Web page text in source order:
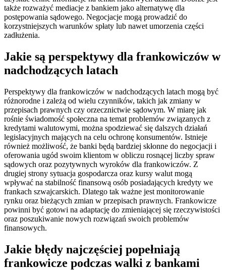
także rozważyć mediacje z bankiem jako alternatywę dla
postępowania sądowego. Negocjacje mogą prowadzić do
korzystniejszych warunków spłaty lub nawet umorzenia części
zadłużenia.
Jakie są perspektywy dla frankowiczów w
nadchodzących latach
Perspektywy dla frankowiczów w nadchodzących latach mogą być
różnorodne i zależą od wielu czynników, takich jak zmiany w
przepisach prawnych czy orzecznictwie sądowym. W miarę jak
rośnie świadomość społeczna na temat problemów związanych z
kredytami walutowymi, można spodziewać się dalszych działań
legislacyjnych mających na celu ochronę konsumentów. Istnieje
również możliwość, że banki będą bardziej skłonne do negocjacji i
oferowania ugód swoim klientom w obliczu rosnącej liczby spraw
sądowych oraz pozytywnych wyroków dla frankowiczów. Z
drugiej strony sytuacja gospodarcza oraz kursy walut mogą
wpływać na stabilność finansową osób posiadających kredyty we
frankach szwajcarskich. Dlatego tak ważne jest monitorowanie
rynku oraz bieżących zmian w przepisach prawnych. Frankowicze
powinni być gotowi na adaptację do zmieniającej się rzeczywistości
oraz poszukiwanie nowych rozwiązań swoich problemów
finansowych.
Jakie błędy najczęściej popełniają
frankowicze podczas walki z bankami